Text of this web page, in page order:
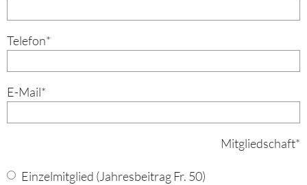
Telefon*
E-Mail*
Mitgliedschaft*
Einzelmitglied (Jahresbeitrag Fr. 50)